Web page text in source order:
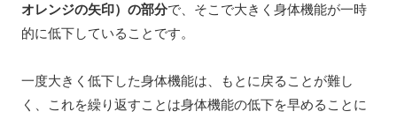
オレンジの矢印）の部分で、そこで大きく身体機能が一時
的に低下していることです。
一度大きく低下した身体機能は、もとに戻ることが難し
く、これを繰り返すことは身体機能の低下を早めることに